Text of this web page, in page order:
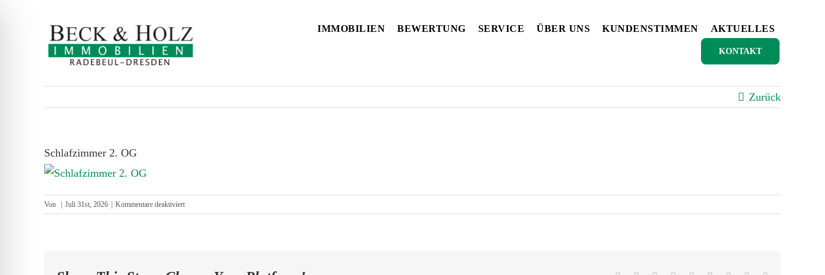
IMMOBILIEN BEWERTUNG SERVICE ÜBER UNS KUNDENSTIMMEN AKTUELLES
KONTAKT
Zurück
Schlafzimmer 2. OG
Von | Juli 31st, 2026 | Kommentare deaktiviertfür
Schlafzimmer